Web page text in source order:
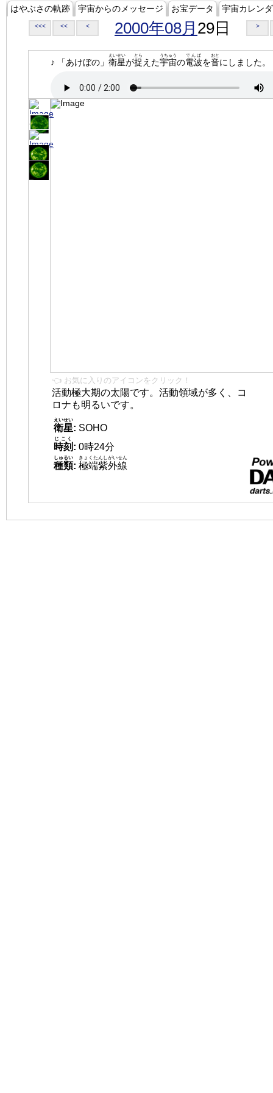
はやぶさの軌跡 宇宙からのメッセージ お宝データ 宇宙カレン
<<< << < 2000年08月 29日 >
♪ 「あけぼの」 衛星
えいせい
が捉
とら
えた宇宙
うちゅう
の電波
でんぱ
を音
おと
にしました。
👈 お気に入りのアイコンをクリック！
活動極大期の太陽です。活動領域が多く、コ
ロナも明るいです。
衛星
えいせい
: SOHO
時刻
じこく
: 0時24分
種類
しゅるい
: 極端紫外線
きょくたんしがいせん